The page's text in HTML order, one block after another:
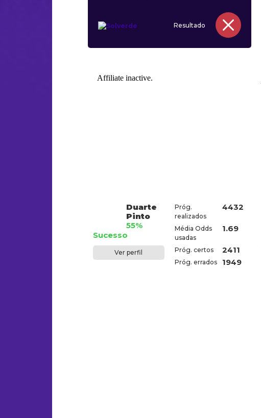
Resultado
Duarte
Pinto
55%
Sucesso
Ver perfil
Próg.
realizados
4432
Média Odds
usadas
1.69
Próg. certos 2411
Próg. errados 1949